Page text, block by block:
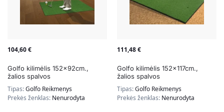
104,60€
Golfo kilimėlis 152x92cm.,
žalios spalvos
Tipas:Golfo Reikmenys
Prekės ženklas: Nenurodyta
111,48€
Golfo kilimėlis 152x117cm.,
žalios spalvos
Tipas:Golfo Reikmenys
Prekės ženklas: Nenurodyta